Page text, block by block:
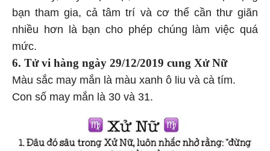
bạn tham gia, cả tâm trí và cơ thể cần thư giãn
nhiều hơn là bạn cho phép chúng làm việc quá
mức.
6. Tử vi hàng ngày 29/12/2019 cung Xử Nữ
Màu sắc may mắn là màu xanh ô liu và cà tím.
Con số may mắn là 30 và 31.